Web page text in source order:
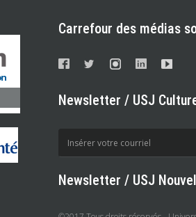
Carrefour des médias
Newsletter / USJ
Newsletter / USJ